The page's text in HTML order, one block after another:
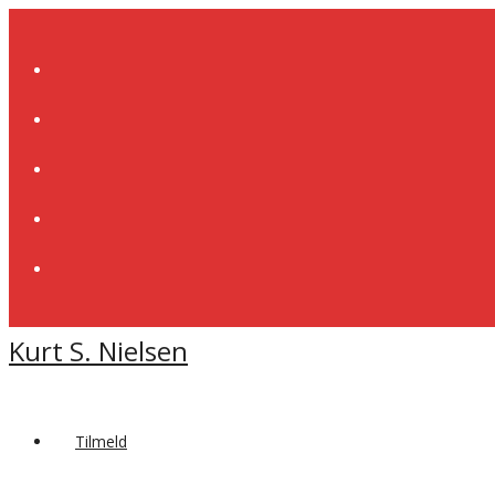
content
Kurt S. Nielsen
Tilmeld